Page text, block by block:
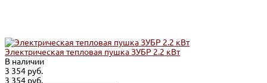
Электрическая тепловая пушка ЗУБР 2.2 кВт
В наличии
3 354 руб.
3 354 руб.